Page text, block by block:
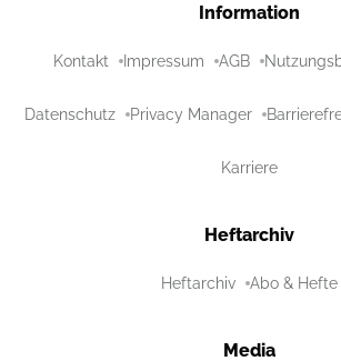
Information
Kontakt Impressum AGB
Datenschutz Privacy Manager
Karriere
Heftarchiv
Heftarchiv Abo & Hefte
Media